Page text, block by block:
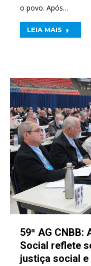
o povo. Após…
LEIA MAIS
59ª AG CNBB:
Social reflete
justiça social